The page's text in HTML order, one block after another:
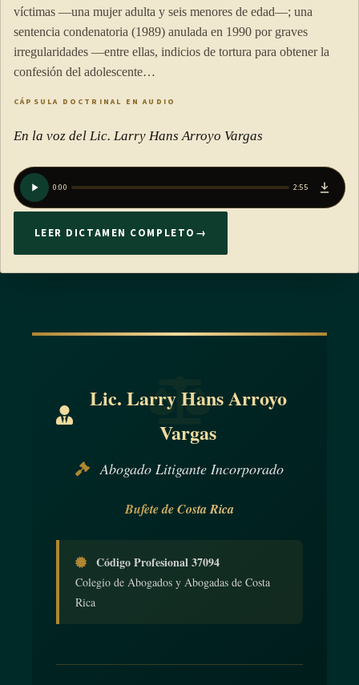
víctimas —una mujer adulta y seis menores de edad—; una
sentencia condenatoria (1989) anulada en 1990 por graves
irregularidades —entre ellas, indicios de tortura para obtener la
confesión del adolescente…
CÁPSULA DOCTRINAL EN AUDIO
En la voz del Lic. Larry Hans Arroyo Vargas
0:00 2:55
LEER DICTAMEN COMPLETO →
Lic. Larry Hans Arroyo
Vargas
Abogado Litigante Incorporado
Bufete de Costa Rica
Código Profesional 37094
Colegio de Abogados y Abogadas de Costa
Rica